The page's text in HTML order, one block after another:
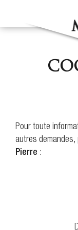
Pour toute
autres
Pierre :